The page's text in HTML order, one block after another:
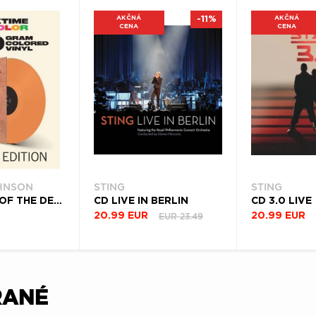
VINYL KING OF THE DELTA BLUES SINGERS
AKČNÁ
CENA
STING
CD LIVE IN BERLIN
20.99 EUR
EUR 23.49
-11%
AKČNÁ
CENA
STING
CD 3.0 LIVE
20.99 EUR